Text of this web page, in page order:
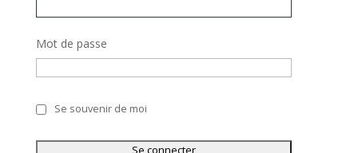
Mot de passe
Se souvenir de moi